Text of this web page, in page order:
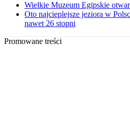
Wielkie Muzeum Egipskie
Oto najcieplejsze jeziora w
nawet 26 stopni
Promowane treści